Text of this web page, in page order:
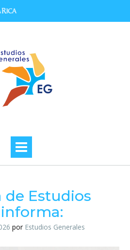
de Estudios
por Estudios Generales